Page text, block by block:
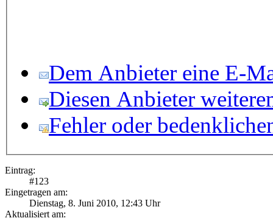
Dem Anbieter eine E-
Diesen Anbieter
Fehler oder
Eintrag:
#123
Eingetragen am:
Dienstag, 8. Juni 2010, 12:43 Uhr
Aktualisiert am: